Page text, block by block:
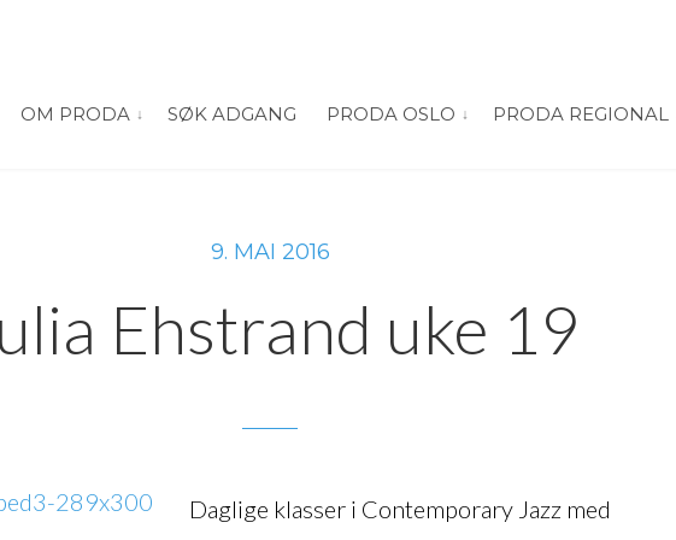
OM PRODA vis submeny for “Om PRODA”
SØK ADGANG PRODA OSLO vis submeny for “PRODA Oslo”
PRODA REGIONAL
9. MAI 2016
Ehstrand uke 19
Daglige klasser i Contemporary Jazz med